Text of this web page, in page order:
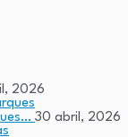
2026
30 abril, 2026